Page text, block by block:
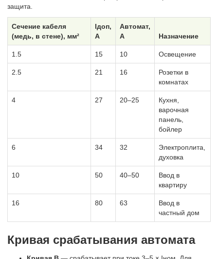
защита.
Сечение кабеля
(медь, в стене), мм²
Iдоп,
А
Автомат,
А
Назначение
1.5 15 10 Освещение
2.5 21 16
Розетки в
комнатах
4 27 20–25
Кухня,
варочная
панель,
бойлер
6 34 32
Электроплита,
духовка
10 50 40–50
Ввод в
квартиру
16 80 63
Ввод в
частный дом
Кривая срабатывания автомата